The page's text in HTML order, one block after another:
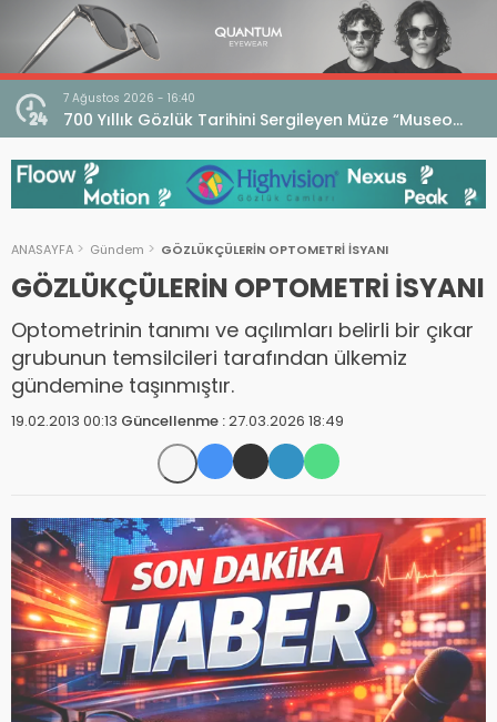
7 Ağustos 2026 - 16:40
700 Yıllık Gözlük Tarihini Sergileyen Müze “Museo
dell’Occhiale”
ANASAYFA Gündem GÖZLÜKÇÜLERİN OPTOMETRİ İSYANI
GÖZLÜKÇÜLERİN OPTOMETRİ İSYANI
Optometrinin tanımı ve açılımları belirli bir çıkar
grubunun temsilcileri tarafından ülkemiz
gündemine taşınmıştır.
19.02.2013 00:13 Güncellenme :27.03.2026 18:49